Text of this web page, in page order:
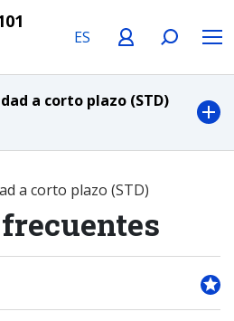
a corto plazo (STD)
a corto plazo (STD)